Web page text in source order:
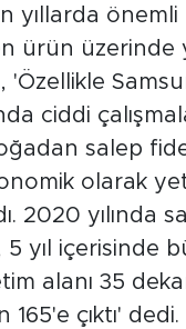
yıllarda
ürün üzerinde
ciddi
salep
olarak
2020 yılında
yıl içerisinde
alanı 35
165'e çıktı' dedi.